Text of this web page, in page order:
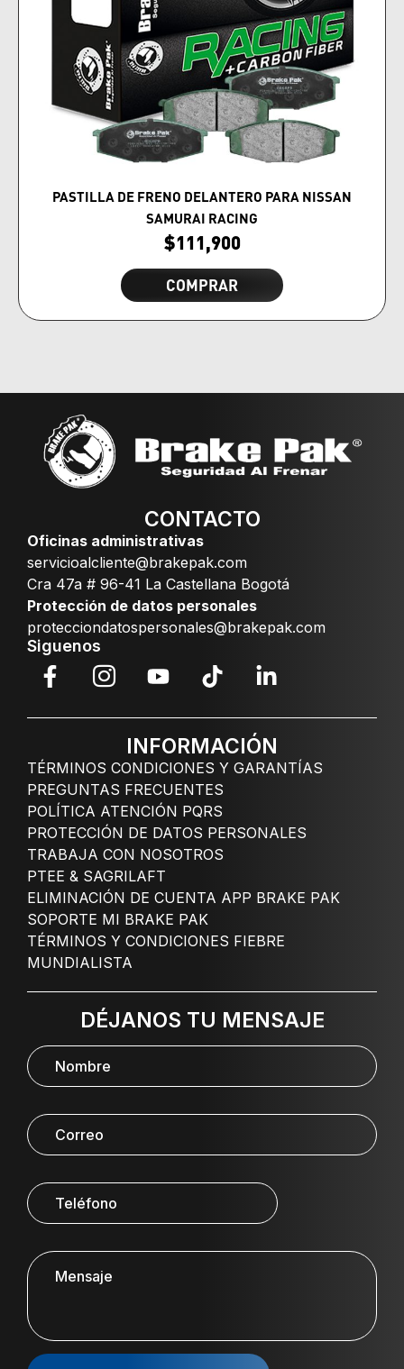
PASTILLA DE FRENO DELANTERO PARA NISSAN
SAMURAI RACING
$111,900
COMPRAR
CONTACTO
Oficinas administrativas
servicioalcliente@brakepak.com
Cra 47a # 96-41 La Castellana Bogotá
Protección de datos personales
protecciondatospersonales@brakepak.com
Siguenos
INFORMACIÓN
TÉRMINOS CONDICIONES Y GARANTÍAS
PREGUNTAS FRECUENTES
POLÍTICA ATENCIÓN PQRS
PROTECCIÓN DE DATOS PERSONALES
TRABAJA CON NOSOTROS
PTEE & SAGRILAFT
ELIMINACIÓN DE CUENTA APP BRAKE PAK
SOPORTE MI BRAKE PAK
TÉRMINOS Y CONDICIONES FIEBRE
MUNDIALISTA
DÉJANOS TU MENSAJE